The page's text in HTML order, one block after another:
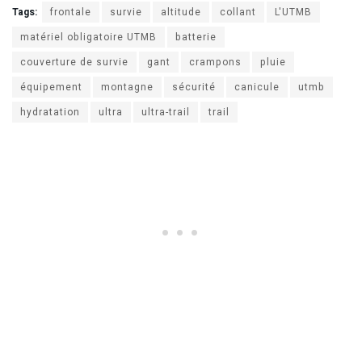
Tags: frontale survie altitude collant
L'UTMB
matériel obligatoire UTMB
batterie
couverture de survie
gant crampons
pluie
équipement
montagne sécurité canicule
utmb
hydratation
ultra ultra-trail trail